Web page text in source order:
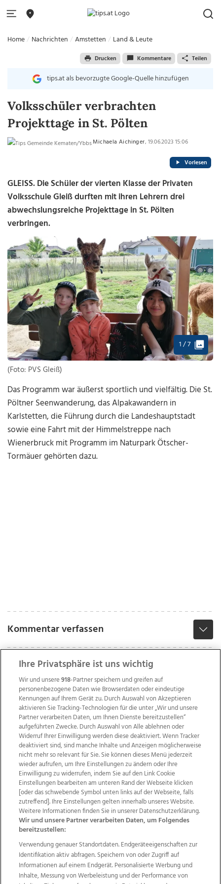
Home Nachrichten Amstetten Land & Leute
Drucken Kommentare Teilen
tips.at als bevorzugte Google-Quelle hinzufügen
Volksschüler verbrachten
Projekttage in St. Pölten
Michaela Aichinger, 19.06.2023 15:06
Vorlesen
GLEISS. Die Schüler der vierten Klasse der Privaten
Volksschule Gleiß durften mit ihren Lehrern drei
abwechslungsreiche Projekttage in St. Pölten
verbringen.
1 / 7
(Foto: PVS Gleiß)
Das Programm war äußerst sportlich und vielfältig. Die St.
Pöltner Seenwanderung, das Alpakawandern in
Karlstetten, die Führung durch die Landeshauptstadt
sowie eine Fahrt mit der Himmelstreppe nach
Wienerbruck mit Programm im Naturpark Ötscher-
Tormäuer gehörten dazu.
Kommentar verfassen
Wir über uns Mediadaten Kontakt
Jobs
Datenschutz
Impressum
AGB Anzeigekunden
AGB Website
Ehrenkodex Politische Werbung
Weitere Angebote des Medienhauses Wimmer
TV1 di-mog-i.at OÖNow
Ischler Woche
Life Radio
OÖNachrichten
OÖN Immobilien
OÖN Karriere
OÖN Reise Promenaden Galerien
Ihre Privatsphäre ist uns wichtig
Wir und unsere918-Partner speichern und greifen auf
personenbezogene Daten wie Browserdaten oder eindeutige
Kennungen auf Ihrem Gerät zu. Durch Auswahl von Akzeptieren
aktivieren Sie Tracking-Technologien für die unter „Wir und unsere
Partner verarbeiten Daten, um Ihnen Dienste bereitzustellen“
aufgeführten Zwecke. Durch Auswahl von Alle ablehnen oder
Widerruf Ihrer Einwilligung werden diese deaktiviert. Wenn Tracker
deaktiviert sind, sind manche Inhalte und Anzeigen möglicherweise
nicht mehr so relevant für Sie. Sie können dieses Menü jederzeit
wieder aufrufen, um Ihre Einstellungen zu ändern oder Ihre
Einwilligung zu widerrufen, indem Sie auf den Link Cookie
Einstellungen bearbeiten am unteren Rand der Webseite klicken
[oder das schwebende Symbol unten links auf der Webseite, falls
zutreffend]. Ihre Einstellungen gelten innerhalb unseres Website.
Weitere Informationen finden Sie in unserer Datenschutzerklärung.
Wir und unsere Partner verarbeiten Daten, um Folgendes
bereitzustellen:
Verwendung genauer Standortdaten. Endgeräteeigenschaften zur
Identifikation aktiv abfragen. Speichern von oder Zugriff auf
Informationen auf einem Endgerät. Personalisierte Werbung und
Inhalte, Messung von Werbeleistung und der Performance von